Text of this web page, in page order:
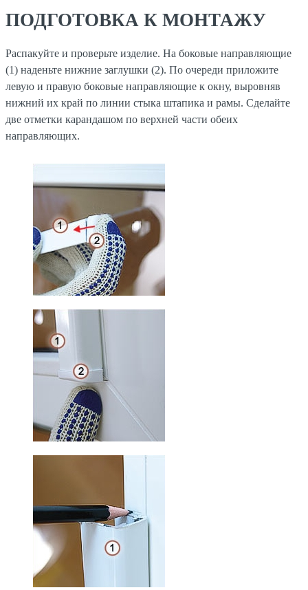
ПОДГОТОВКА К МОНТАЖУ
Распакуйте и проверьте изделие. На боковые направляющие
(1) наденьте нижние заглушки (2). По очереди приложите
левую и правую боковые направляющие к окну, выровняв
нижний их край по линии стыка штапика и рамы. Сделайте
две отметки карандашом по верхней части обеих
направляющих.